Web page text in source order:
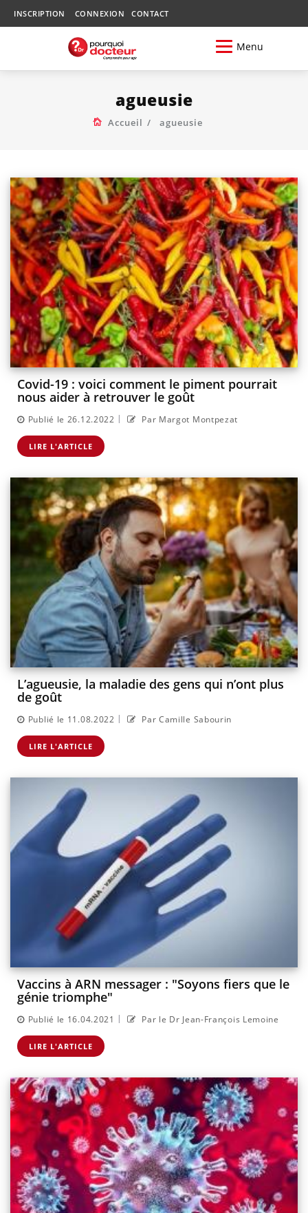
INSCRIPTION CONNEXION CONTACT
Menu
agueusie
Accueil agueusie
Covid-19 : voici comment le piment pourrait
nous aider à retrouver le goût
Publié le 26.12.2022 | Par Margot Montpezat
LIRE L'ARTICLE
L’agueusie, la maladie des gens qui n’ont plus
de goût
Publié le 11.08.2022 | Par Camille Sabourin
LIRE L'ARTICLE
Vaccins à ARN messager : "Soyons fiers que le
génie triomphe"
Publié le 16.04.2021 | Par le Dr Jean-François Lemoine
LIRE L'ARTICLE